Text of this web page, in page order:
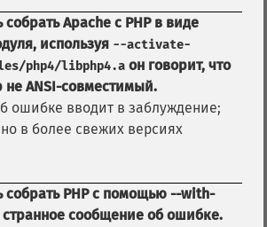
Apache c PHP в виде
используя --activate-
php4/libphp4.a он говорит, что
ANSI-совместимый.
ошибке вводит в заблуждение;
в более свежих версиях
собрать PHP с помощью --with-
сообщение об ошибке.